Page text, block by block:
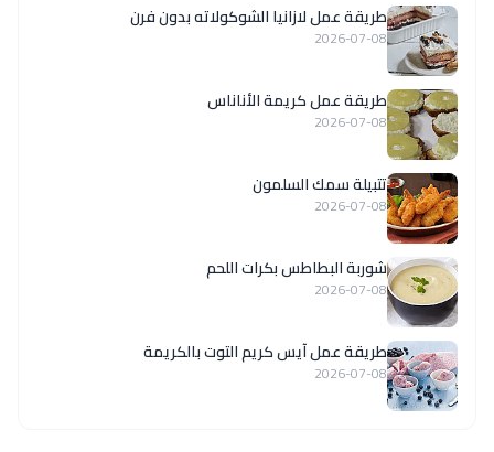
طريقة عمل لازانيا الشوكولاته بدون فرن
2026-07-08
طريقة عمل كريمة الأناناس
2026-07-08
تتبيلة سمك السلمون
2026-07-08
شوربة البطاطس بكرات اللحم
2026-07-08
طريقة عمل آيس كريم التوت بالكريمة
2026-07-08